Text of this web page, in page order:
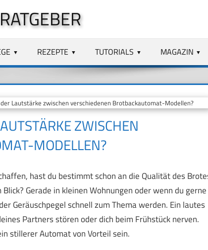
REZEPTE TUTORIALS MAGAZIN
Lautstärke zwischen verschiedenen Brotbackautomat-Modellen?
ZWISCHEN
MODELLEN?
hast du bestimmt schon an die Qualität des
Blick? Gerade in kleinen Wohnungen oder wenn du gerne
Geräuschpegel schnell zum Thema werden. Ein lautes
Partners stören oder dich beim Frühstück nerven.
stillerer Automat von Vorteil sein.